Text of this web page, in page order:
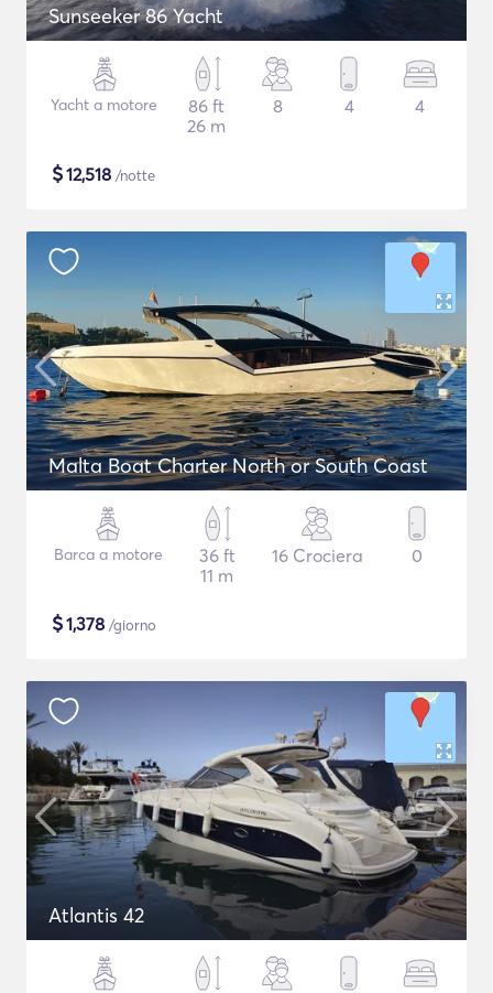
Sunseeker 86 Yacht
Yacht a motore
86 ft
26 m
8 4 4
$12,518 /notte
Malta Boat Charter North or South Coast
Barca a motore
36 ft
11 m
16 Crociera 0
$1,378 /giorno
Atlantis 42